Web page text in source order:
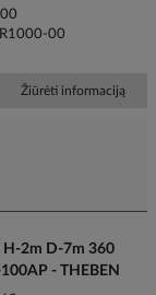
00
Žiūrėti informaciją
2m D-7m 360
- THEBEN